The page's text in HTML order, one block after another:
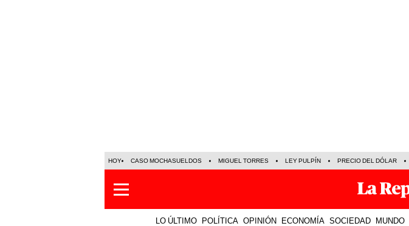
HOY CASO MOCHASUELDOS MIGUEL TORRES LEY PULPÍN PRECIO DEL DÓLAR
LO ÚLTIMO POLÍTICA OPINIÓN ECONOMÍA SOCIEDAD MUNDO